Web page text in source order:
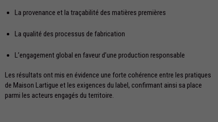
La provenance et la traçabilité des matières premières
La qualité des processus de fabrication
L’engagement global en faveur d’une production responsable
Les résultats ont mis en évidence une forte cohérence entre les pratiques
de Maison Lartigue et les exigences du label, confirmant ainsi sa place
parmi les acteurs engagés du territoire.